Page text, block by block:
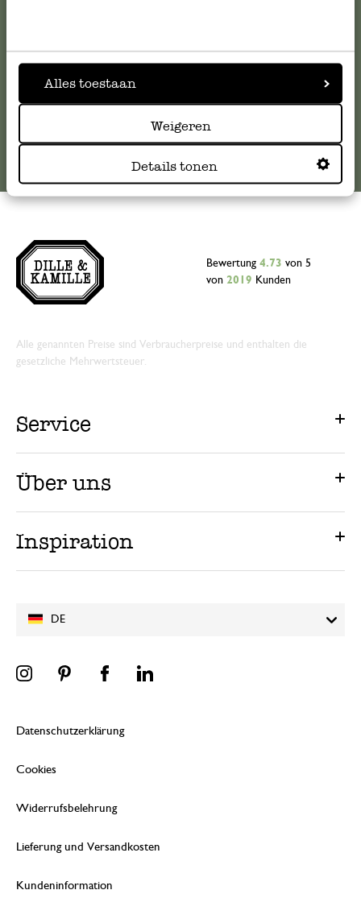
Alles toestaan
Weigeren
Details tonen
Online-Kundenservice
DE
Bewertung 4.73 von 5
von 2019 Kunden
Alle genannten Preise sind Verbraucherpreise und enthalten die
gesetzliche Mehrwertsteuer.
Service
Über uns
Inspiration
Datenschutzerklärung
Cookies
Widerrufsbelehrung
Lieferung und Versandkosten
Kundeninformation